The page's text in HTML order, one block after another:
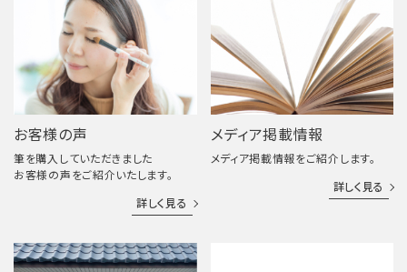
お客様の声
筆を購入していただきました
お客様の声をご紹介いたします。
詳しく見る
メディア掲載情報
メディア掲載情報をご紹介します。
詳しく見る